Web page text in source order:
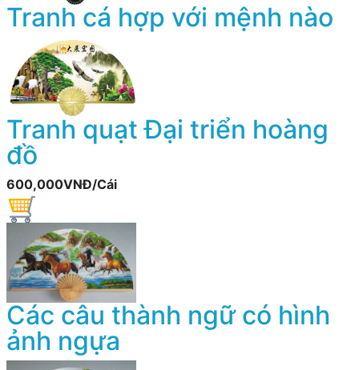
Tranh cá hợp với mệnh nào
Tranh quạt Đại triển hoàng
đồ
600,000VNĐ/Cái
Các câu thành ngữ có hình
ảnh ngựa